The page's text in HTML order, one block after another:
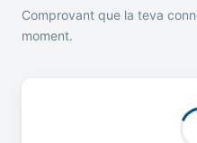
Comprovant que la teva
moment.